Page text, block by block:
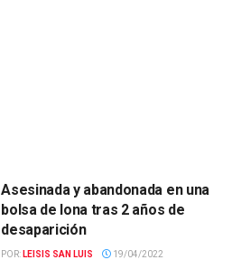
Asesinada y abandonada en una
bolsa de lona tras 2 años de
desaparición
POR: LEISIS SAN LUIS 19/04/2022